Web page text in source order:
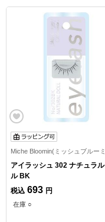
Miche Bloomin(ミッシュブルー
アイラッシュ 302 ナチュラ
ル BK
税込 693 円
在庫 ○